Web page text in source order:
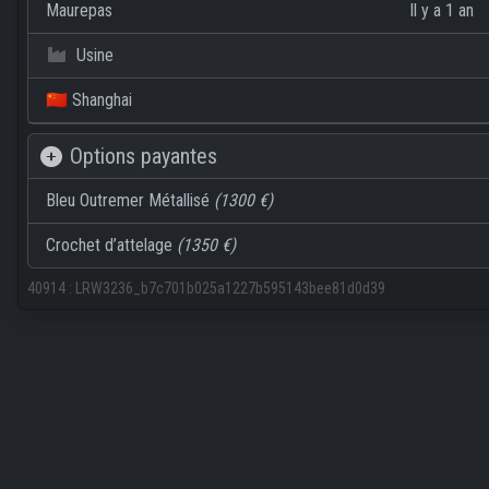
Maurepas Il y a 1 an
Usine
🇨🇳 Shanghai
Options payantes
Bleu Outremer Métallisé (1300 €)
Crochet d’attelage (1350 €)
40914 : LRW3236_b7c701b025a1227b595143bee81d0d39